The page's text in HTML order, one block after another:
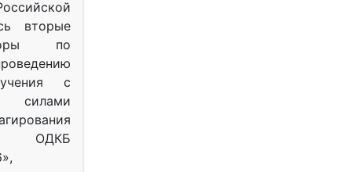
вторые
по
учения с